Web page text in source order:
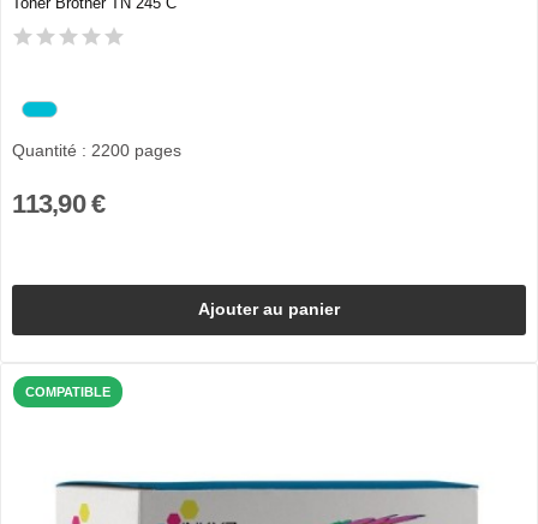
Quantité : 2200 pages
113,90 €
Ajouter au panier
COMPATIBLE